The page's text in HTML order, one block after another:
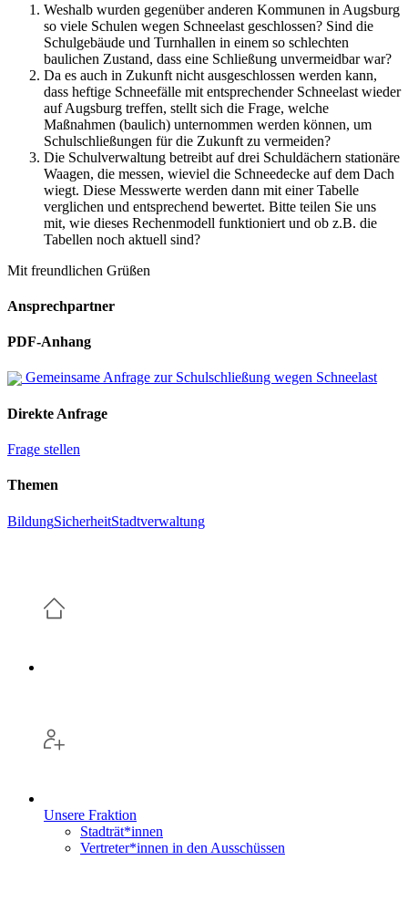
Weshalb wurden gegenüber anderen Kommunen in Augsburg
so viele Schulen wegen Schneelast geschlossen? Sind die
Schulgebäude und Turnhallen in einem so schlechten
baulichen Zustand, dass eine Schließung unvermeidbar war?
Da es auch in Zukunft nicht ausgeschlossen werden kann,
dass heftige Schneefälle mit entsprechender Schneelast wieder
auf Augsburg treffen, stellt sich die Frage, welche
Maßnahmen (baulich) unternommen werden können, um
Schulschließungen für die Zukunft zu vermeiden?
Die Schulverwaltung betreibt auf drei Schuldächern stationäre
Waagen, die messen, wieviel die Schneedecke auf dem Dach
wiegt. Diese Messwerte werden dann mit einer Tabelle
verglichen und entsprechend bewertet. Bitte teilen Sie uns
mit, wie dieses Rechenmodell funktioniert und ob z.B. die
Tabellen noch aktuell sind?
Mit freundlichen Grüßen
Ansprechpartner
PDF-Anhang
Gemeinsame Anfrage zur Schulschließung wegen Schneelast
Direkte Anfrage
Frage stellen
Themen
BildungSicherheitStadtverwaltung
Unsere Fraktion
Stadträt*innen
Vertreter*innen in den Ausschüssen